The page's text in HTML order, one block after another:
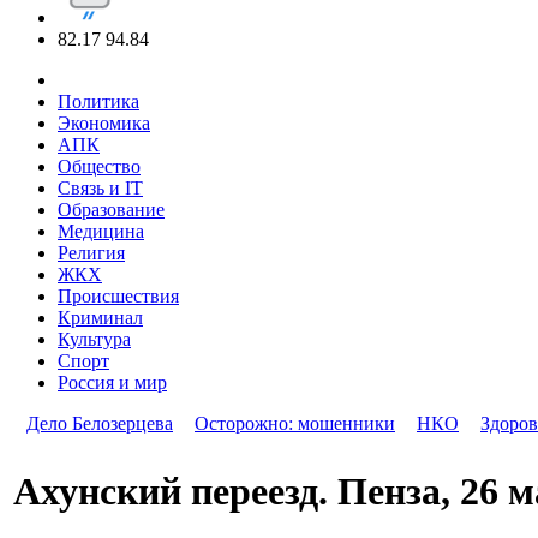
82.17 94.84
Политика
Экономика
АПК
Общество
Связь и IT
Образование
Медицина
Религия
ЖКХ
Происшествия
Криминал
Культура
Спорт
Россия и мир
Дело Белозерцева
Осторожно: мошенники НКО
Ахунский переезд. Пенза, 26